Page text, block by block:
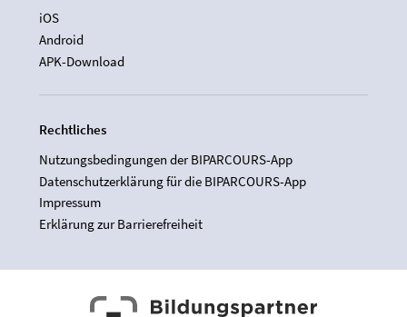
iOS
Android
APK-Download
Rechtliches
Nutzungsbedingungen der BIPARCOURS-App
Datenschutzerklärung für die BIPARCOURS-App
Impressum
Erklärung zur Barrierefreiheit